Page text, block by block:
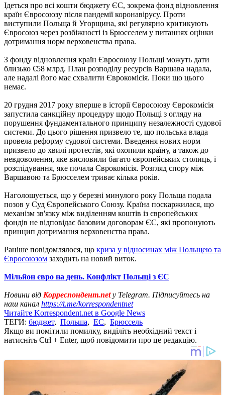
Ідеться про всі кошти бюджету ЄС, зокрема фонд відновлення
країн Євросоюзу після пандемії коронавірусу. Проти
виступили Польща й Угорщина, які регулярно критикують
Євросоюз через розбіжності із Брюсселем у питаннях оцінки
дотримання норм верховенства права.
З фонду відновлення країн Євросоюзу Польщі можуть дати
близько €58 млрд. План розподілу ресурсів Варшава надала,
але надалі його має схвалити Єврокомісія. Поки що цього
немає.
20 грудня 2017 року вперше в історії Євросоюзу Єврокомісія
запустила санкційну процедуру щодо Польщі з огляду на
порушення фундаментального принципу незалежності судової
системи. До цього рішення призвело те, що польська влада
провела реформу судової системи. Введення нових норм
призвело до хвилі протестів, які охопили країну, а також до
невдоволення, яке висловили багато європейських столиць, і
розслідування, яке почала Єврокомісія. Розгляд спору між
Варшавою та Брюсселем триває кілька років.
Наголошується, що у березні минулого року Польща подала
позов у Суд Європейського Союзу. Країна поскаржилася, що
механізм зв'язку між виділенням коштів із європейських
фондів не відповідає базовим договорам ЄС, які пропонують
принцип дотримання верховенства права.
Раніше повідомлялося, що криза у відносинах між Польщею та
Євросоюзом заходить на новий виток.
Мільйон євро на день. Конфлікт Польщі з ЄС
Новини від Корреспондент.netу Telegram. Підписуйтесь на
наш канал https://t.me/korrespondentnet
Читайте Korrespondent.net в Google News
ТЕГИ: бюджет, Польша, ЕС, Брюссель
Якщо ви помітили помилку, виділіть необхідний текст і
натисніть Ctrl + Enter, щоб повідомити про це редакцію.